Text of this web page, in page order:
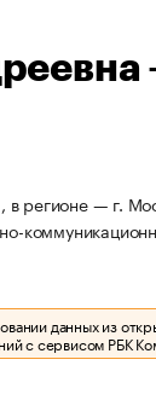
— г.
данных из
с сервисом РБК